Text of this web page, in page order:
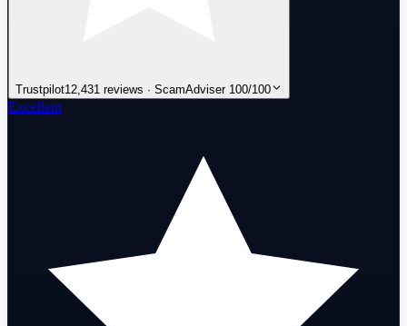
Trustpilot12,431 reviews · ScamAdviser 100/100
Excellent